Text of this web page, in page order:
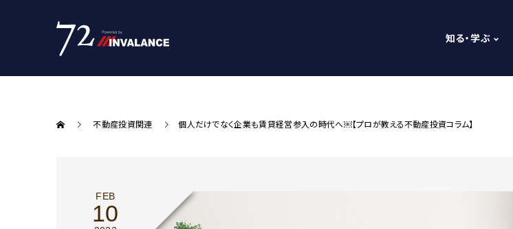
知る・学ぶ
不動産投資関連 個人だけでなく企業も賃貸経営参入の時代へ￼【プロが教える不動産投資コラム】
FEB
10